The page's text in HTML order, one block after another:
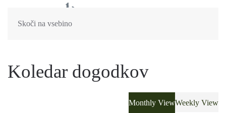
Skoči na vsebino
Koledar dogodkov
Monthly ViewWeekly View